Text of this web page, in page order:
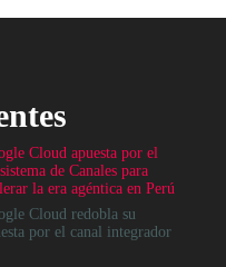
Cloud apuesta por el
de Canales para
la era agéntica en Perú
Cloud redobla su
por el canal integrador